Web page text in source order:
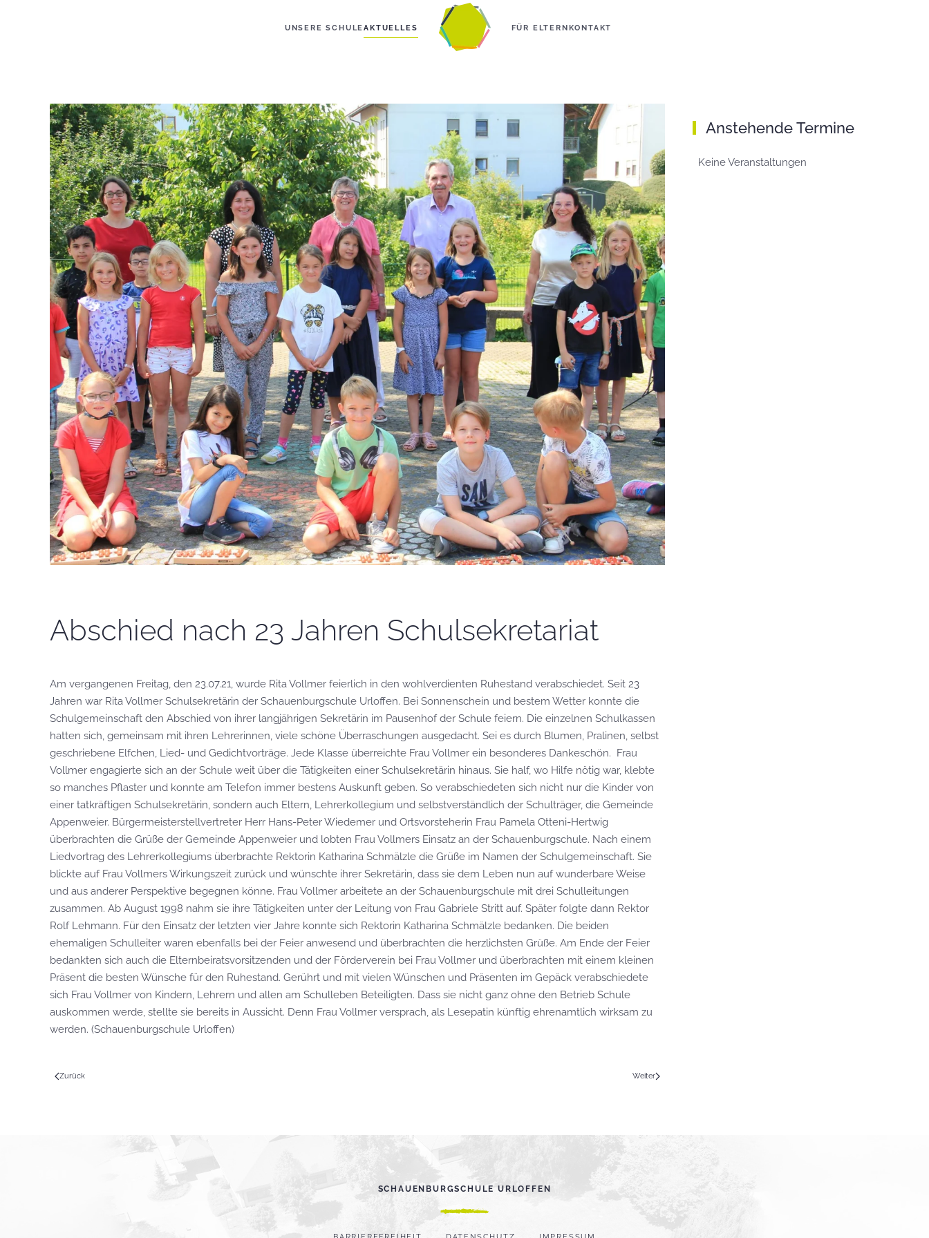
UNSERE SCHULEAKTUELLES FÜR ELTERNKONTAKT
Abschied nach 23 Jahren Schulsekretariat
Am vergangenen Freitag, den 23.07.21, wurde Rita Vollmer feierlich in den wohlverdienten Ruhestand verabschiedet. Seit 23
Jahren war Rita Vollmer Schulsekretärin der Schauenburgschule Urloffen. Bei Sonnenschein und bestem Wetter konnte die
Schulgemeinschaft den Abschied von ihrer langjährigen Sekretärin im Pausenhof der Schule feiern. Die einzelnen Schulkassen
hatten sich, gemeinsam mit ihren Lehrerinnen, viele schöne Überraschungen ausgedacht. Sei es durch Blumen, Pralinen, selbst
geschriebene Elfchen, Lied- und Gedichtvorträge. Jede Klasse überreichte Frau Vollmer ein besonderes Dankeschön. Frau
Vollmer engagierte sich an der Schule weit über die Tätigkeiten einer Schulsekretärin hinaus. Sie half, wo Hilfe nötig war, klebte
so manches Pflaster und konnte am Telefon immer bestens Auskunft geben. So verabschiedeten sich nicht nur die Kinder von
einer tatkräftigen Schulsekretärin, sondern auch Eltern, Lehrerkollegium und selbstverständlich der Schulträger, die Gemeinde
Appenweier. Bürgermeisterstellvertreter Herr Hans-Peter Wiedemer und Ortsvorsteherin Frau Pamela Otteni-Hertwig
überbrachten die Grüße der Gemeinde Appenweier und lobten Frau Vollmers Einsatz an der Schauenburgschule. Nach einem
Liedvortrag des Lehrerkollegiums überbrachte Rektorin Katharina Schmälzle die Grüße im Namen der Schulgemeinschaft. Sie
blickte auf Frau Vollmers Wirkungszeit zurück und wünschte ihrer Sekretärin, dass sie dem Leben nun auf wunderbare Weise
und aus anderer Perspektive begegnen könne. Frau Vollmer arbeitete an der Schauenburgschule mit drei Schulleitungen
zusammen. Ab August 1998 nahm sie ihre Tätigkeiten unter der Leitung von Frau Gabriele Stritt auf. Später folgte dann Rektor
Rolf Lehmann. Für den Einsatz der letzten vier Jahre konnte sich Rektorin Katharina Schmälzle bedanken. Die beiden
ehemaligen Schulleiter waren ebenfalls bei der Feier anwesend und überbrachten die herzlichsten Grüße. Am Ende der Feier
bedankten sich auch die Elternbeiratsvorsitzenden und der Förderverein bei Frau Vollmer und überbrachten mit einem kleinen
Präsent die besten Wünsche für den Ruhestand. Gerührt und mit vielen Wünschen und Präsenten im Gepäck verabschiedete
sich Frau Vollmer von Kindern, Lehrern und allen am Schulleben Beteiligten. Dass sie nicht ganz ohne den Betrieb Schule
auskommen werde, stellte sie bereits in Aussicht. Denn Frau Vollmer versprach, als Lesepatin künftig ehrenamtlich wirksam zu
werden. (Schauenburgschule Urloffen)
Zurück Weiter
Anstehende Termine
Keine Veranstaltungen
SCHAUENBURGSCHULE URLOFFEN